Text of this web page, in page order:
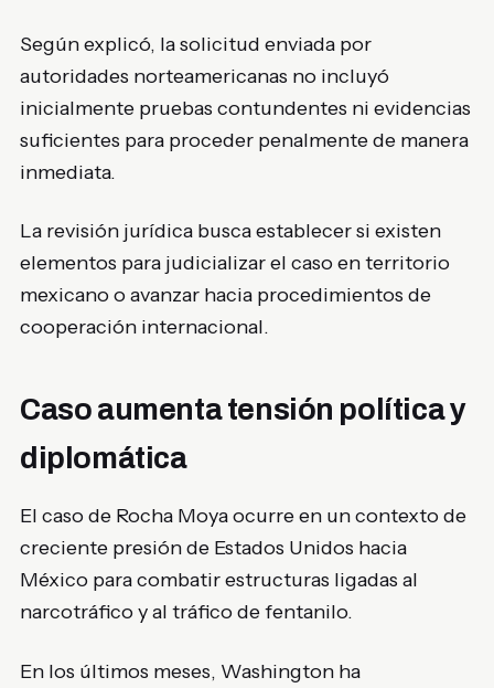
Según explicó, la solicitud enviada por
autoridades norteamericanas no incluyó
inicialmente pruebas contundentes ni evidencias
suficientes para proceder penalmente de manera
inmediata.
La revisión jurídica busca establecer si existen
elementos para judicializar el caso en territorio
mexicano o avanzar hacia procedimientos de
cooperación internacional.
Caso aumenta tensión política y
diplomática
El caso de Rocha Moya ocurre en un contexto de
creciente presión de Estados Unidos hacia
México para combatir estructuras ligadas al
narcotráfico y al tráfico de fentanilo.
En los últimos meses, Washington ha